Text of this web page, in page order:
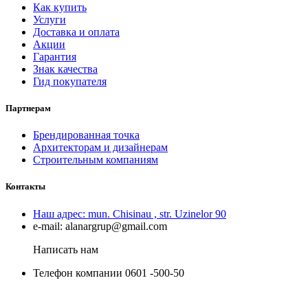
Как купить
Услуги
Доставка и оплата
Акции
Гарантия
Знак качества
Гид покупателя
Партнерам
Брендированная точка
Архитекторам и дизайнерам
Строительным компаниям
Контакты
Наш адрес: mun. Chisinau , str. Uzinelor 90
e-mail: alanargrup@gmail.com
Написать нам
Телефон компании 0601 -500-50